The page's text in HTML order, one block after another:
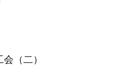
（二）